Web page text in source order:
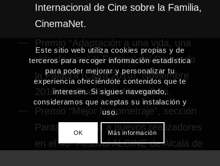
Internacional de Cine sobre la Familia,
CinemaNet.
Premio “Adaptación a una vida, una
vida de cine” II Festival del Cine y de
la Palabra (Cibra 2010), Noviembre
2010, La Puebla de Montalbán.
Premio “Mejor largometraje”, sección
Pantalla Abierta a nuevos realizadores
en el 40º Festival ALCINE de Alcalá de
Este sitio web utiliza cookies propias y de
terceros para recoger información estadística
para poder mejorar y personalizar tu
experiencia ofreciéndote contenidos que te
interesen. Si sigues navegando,
consideramos que aceptas su instalación y
uso.
OK Más información